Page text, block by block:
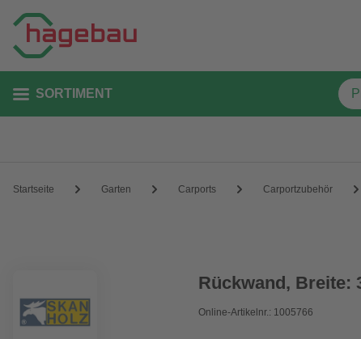
SORTIMENT
Startseite Garten Carports Carportzubehör
Rückwand, Breite:
Online-Artikelnr.: 1005766